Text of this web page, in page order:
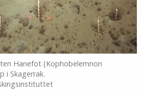
Hanefot (Kophobelemnon
i Skagerrak.